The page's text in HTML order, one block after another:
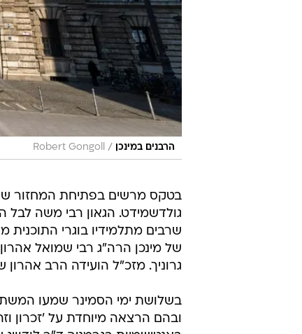
הרבנים במינכן /
Robert Gongoll
בטקס מרשים בפתיחת המחזור
גולדשמידט. הגאון רבי משה לבל
שרבים מתלמידיו בוגרי
של מינכן הרה"ג רבי שמואל
גרוניך. מזכ"ל הועידה הרב
בשלושת ימי הסמינר שמעו
ובהם הרצאה מיוחדת על 'זכרון